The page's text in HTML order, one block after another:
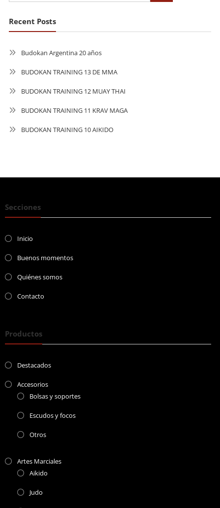
Recent Posts
Budokan Argentina 20 años
BUDOKAN TRAINING 13 DE MMA
BUDOKAN TRAINING 12 MUAY THAI
BUDOKAN TRAINING 11 KRAV MAGA
BUDOKAN TRAINING 10 AIKIDO
Secciones
Inicio
Buenos momentos
Quiénes somos
Contacto
Productos
Destacados
Accesorios
Bolsas y soportes
Escudos y focos
Otros
Artes Marciales
Aikido
Judo